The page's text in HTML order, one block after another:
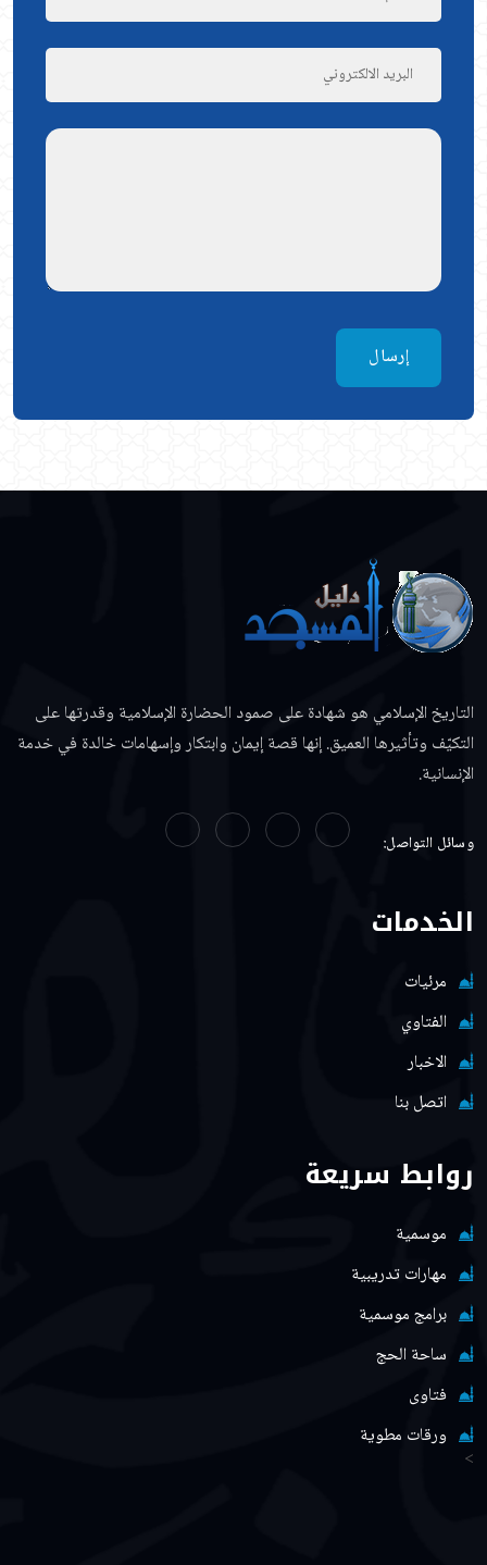
إرسال
التاريخ الإسلامي هو شهادة على صمود الحضارة الإسلامية وقدرتها على
التكيّف وتأثيرها العميق. إنها قصة إيمان وابتكار وإسهامات خالدة في خدمة
الإنسانية.
وسائل التواصل:
الخدمات
مرئيات
الفتاوي
الاخبار
اتصل بنا
روابط سريعة
موسمية
مهارات تدريبية
برامج موسمية
ساحة الحج
فتاوى
ورقات مطوية
>